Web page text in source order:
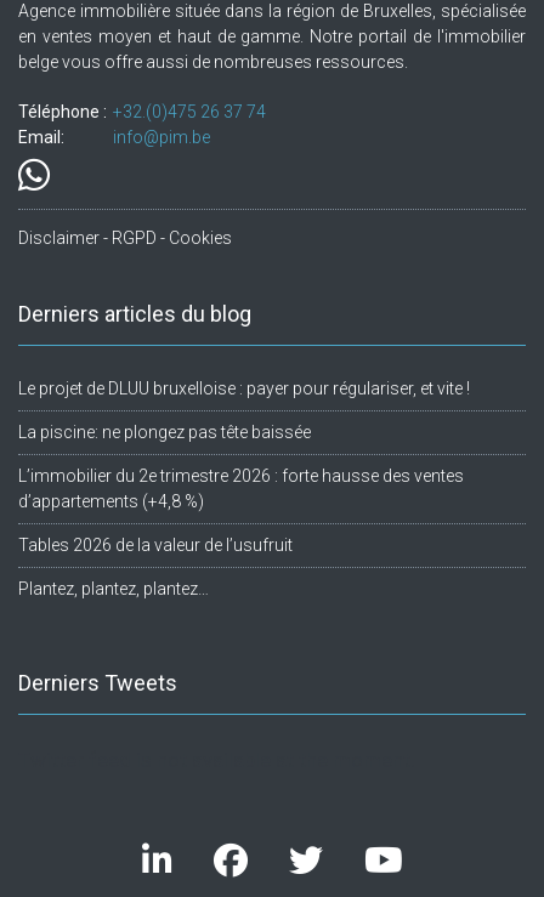
Agence immobilière située dans la région de Bruxelles, spécialisée
en ventes moyen et haut de gamme. Notre portail de l'immobilier
belge vous offre aussi de nombreuses ressources.
Téléphone : +32.(0)475 26 37 74
Email:
info@pim.be
Disclaimer - RGPD - Cookies
Derniers articles du blog
Le projet de DLUU bruxelloise : payer pour régulariser, et vite !
La piscine: ne plongez pas tête baissée
L’immobilier du 2e trimestre 2026 : forte hausse des ventes
d’appartements (+4,8 %)
Tables 2026 de la valeur de l’usufruit
Plantez, plantez, plantez…
Derniers Tweets